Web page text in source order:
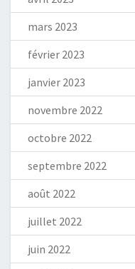
mars 2023
février 2023
janvier 2023
novembre 2022
octobre 2022
septembre 2022
août 2022
juillet 2022
juin 2022